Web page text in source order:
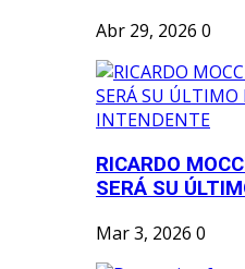
Abr 29, 2026 0
RICARDO
SERÁ SU
Mar 3, 2026 0